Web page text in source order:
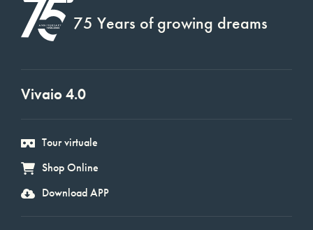
75 Years of growing dreams
Vivaio 4.0
Tour virtuale
Shop Online
Download APP